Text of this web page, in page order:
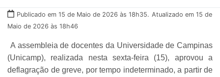
Publicado em 15 de Maio de 2026 às 18h35. Atualizado em 15 de
Maio de 2026 às 18h46
A assembleia de docentes da Universidade de Campinas
(Unicamp), realizada nesta sexta-feira (15), aprovou a
deflagração de greve, por tempo indeterminado, a partir de